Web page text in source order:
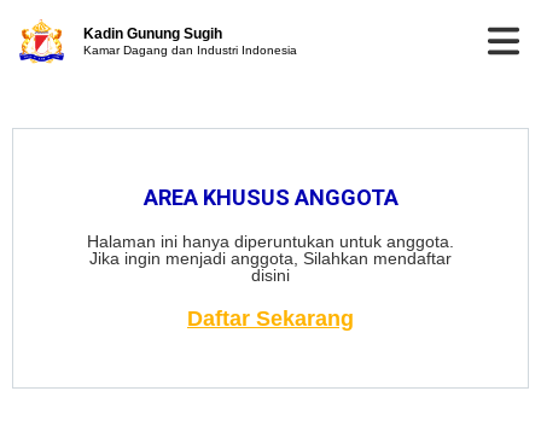
Kadin Gunung Sugih
Kamar Dagang dan Industri Indonesia
AREA KHUSUS ANGGOTA
Halaman ini hanya diperuntukan untuk anggota.
Jika ingin menjadi anggota, Silahkan mendaftar
disini
Daftar Sekarang